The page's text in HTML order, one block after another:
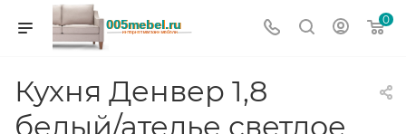
0
Кухня Денвер 1,8
белый/ателье светлое